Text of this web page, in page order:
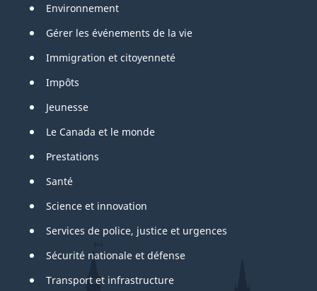
Environnement
Gérer les événements de la vie
Immigration et citoyenneté
Impôts
Jeunesse
Le Canada et le monde
Prestations
Santé
Science et innovation
Services de police, justice et urgences
Sécurité nationale et défense
Transport et infrastructure